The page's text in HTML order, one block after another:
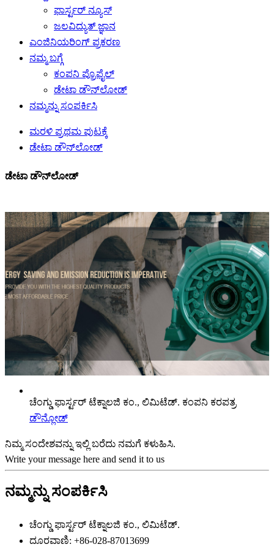
ಫಾರ್ಸ್ಟರ್ ನ್ಯೂಸ್
ಜಲವಿದ್ಯುತ್ ಜ್ಞಾನ
ಎಂಜಿನಿಯರಿಂಗ್ ಪ್ರಕರಣ
ನಮ್ಮ ಬಗ್ಗೆ
ಕಂಪನಿ ಪ್ರೊಫೈಲ್
ಡೇಟಾ ಡೌನ್‌ಲೋಡ್
ನಮ್ಮನ್ನು ಸಂಪರ್ಕಿಸಿ
ಮರಳಿ ಪ್ರಥಮ ಪುಟಕ್ಕೆ
ಡೇಟಾ ಡೌನ್‌ಲೋಡ್
ಡೇಟಾ ಡೌನ್‌ಲೋಡ್
ಚೆಂಗ್ಡು ಫಾರ್ಸ್ಟರ್ ಟೆಕ್ನಾಲಜಿ ಕಂ., ಲಿಮಿಟೆಡ್. ಕಂಪನಿ ಕರಪತ್ರ
ಡೌನ್ಲೋಡ್
ನಿಮ್ಮ ಸಂದೇಶವನ್ನು ಇಲ್ಲಿ ಬರೆದು ನಮಗೆ ಕಳುಹಿಸಿ.
Write your message here and send it to us
ನಮ್ಮನ್ನು ಸಂಪರ್ಕಿಸಿ
ಚೆಂಗ್ಡು ಫಾರ್ಸ್ಟರ್ ಟೆಕ್ನಾಲಜಿ ಕಂ., ಲಿಮಿಟೆಡ್.
ದೂರವಾಣಿ: +86-028-87013699